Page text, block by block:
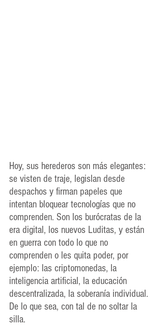
Hoy, sus herederos son más elegantes:
se visten de traje, legislan desde
despachos y firman papeles que
intentan bloquear tecnologías que no
comprenden. Son los burócratas de la
era digital, los nuevos Luditas, y están
en guerra con todo lo que no
comprenden o les quita poder, por
ejemplo: las criptomonedas, la
inteligencia artificial, la educación
descentralizada, la soberanía individual.
De lo que sea, con tal de no soltar la
silla.